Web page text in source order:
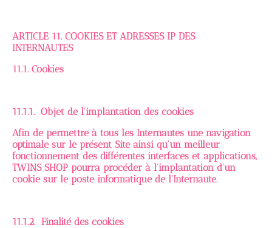
ARTICLE 11. COOKIES ET ADRESSES IP DES
INTERNAUTES
11.1. Cookies
11.1.1. Objet de l'implantation des cookies
Afin de permettre à tous les Internautes une navigation
optimale sur le présent Site ainsi qu'un meilleur
fonctionnement des différentes interfaces et applications,
TWINS SHOP pourra procéder à l'implantation d'un
cookie sur le poste informatique de l'Internaute.
11.1.2. Finalité des cookies